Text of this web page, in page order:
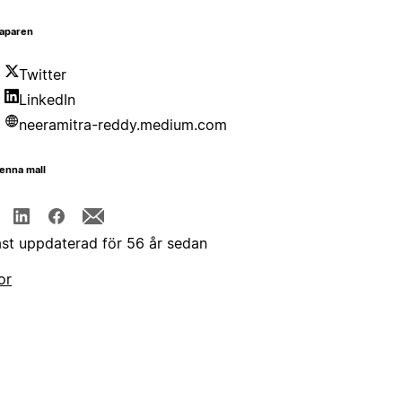
Twitter
LinkedIn
neeramitra-reddy.medium.com
mall
uppdaterad för 56 år sedan